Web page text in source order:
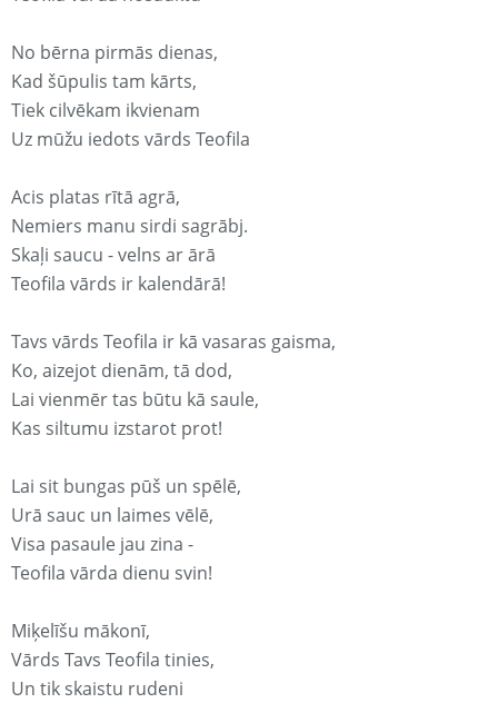
No bērna pirmās dienas,
Kad šūpulis tam kārts,
Tiek cilvēkam ikvienam
Uz mūžu iedots vārds Teofila
Acis platas rītā agrā,
Nemiers manu sirdi sagrābj.
Skaļi saucu - velns ar ārā
Teofila vārds ir kalendārā!
Tavs vārds Teofila ir kā vasaras gaisma,
Ko, aizejot dienām, tā dod,
Lai vienmēr tas būtu kā saule,
Kas siltumu izstarot prot!
Lai sit bungas pūš un spēlē,
Urā sauc un laimes vēlē,
Visa pasaule jau zina -
Teofila vārda dienu svin!
Miķelīšu mākonī,
Vārds Tavs Teofila tinies,
Un tik skaistu rudeni